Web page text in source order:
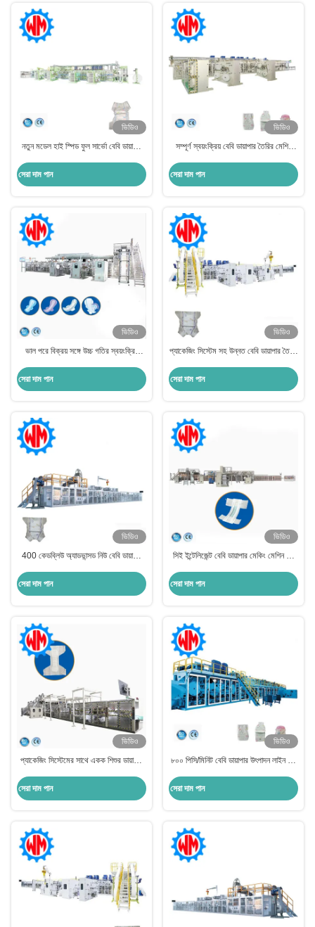
ভিডিও
নতুন মডেল হাই স্পিড ফুল সার্ভো বেবি ডায়াপার
সেরা দাম পান
ভিডিও
সম্পূর্ণ স্বয়ংক্রিয় বেবি ডায়াপার তৈরির মেশিন
সেরা দাম পান
ভিডিও
ভাল পরে বিক্রয় সঙ্গে উচ্চ গতির স্বয়ংক্রিয়
সেরা দাম পান
ভিডিও
প্যাকেজিং সিস্টেম সহ উন্নত বেবি ডায়াপার তৈরির
সেরা দাম পান
ভিডিও
400 কেডব্লিউ অ্যাডভান্সড নিউ বেবি ডায়াপার
সেরা দাম পান
ভিডিও
সিই ইন্টেলিজেন্ট বেবি ডায়াপার মেকিং মেশিন চীন
সেরা দাম পান
ভিডিও
প্যাকেজিং সিস্টেমের সাথে একক শিশুর ডায়াপার
সেরা দাম পান
ভিডিও
৮০০ পিসি/মিনিট বেবি ডায়াপার উৎপাদন লাইন পূর্ণ
সেরা দাম পান